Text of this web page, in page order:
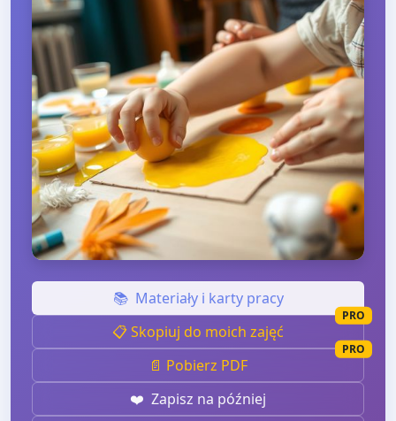
📚 Materiały i karty pracy
📋 Skopiuj do moich zajęć
PRO
📄 Pobierz PDF
PRO
❤️ Zapisz na później